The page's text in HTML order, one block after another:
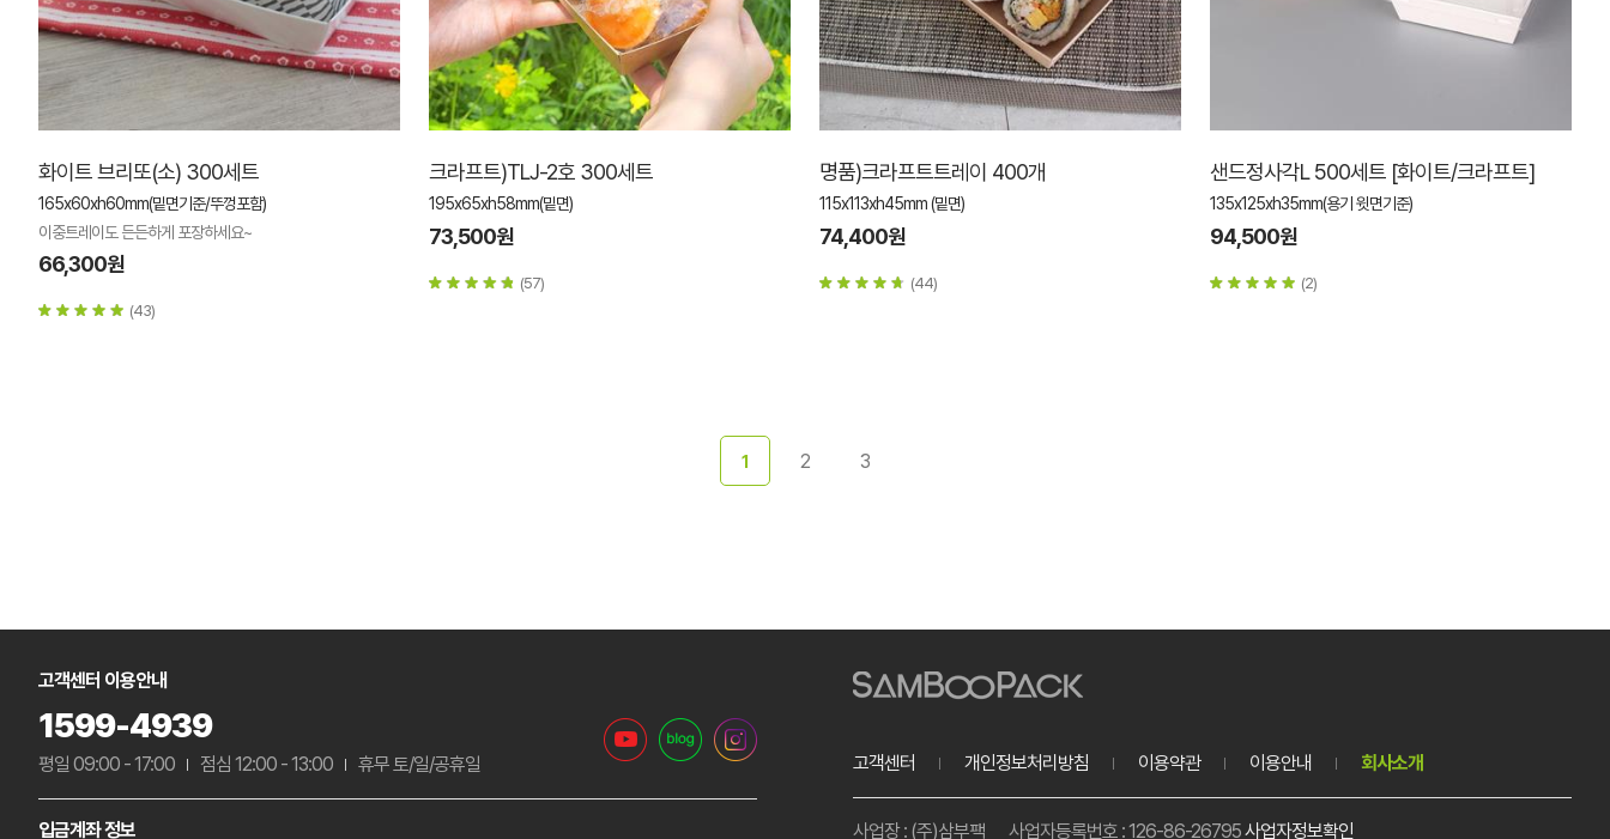
화이트 브리또(소) 300세트
165x60xh60mm(밑면기준/뚜껑포함)
이중트레이도 든든하게 포장하세요~
66,300원
(43)
크라프트)TLJ-2호 300세트
195x65xh58mm(밑면)
73,500원
(57)
명품)크라프트트레이 400개
115x113xh45mm (밑면)
74,400원
(44)
샌드정사각L 500세트 [화이트/크라프트]
135x125xh35mm(용기 윗면기준)
94,500원
(2)
1 2 3
고객센터 이용안내
1599-4939
평일 09:00 - 17:00 점심 12:00 - 13:00 휴무 토/일/공휴일
입금계좌 정보
고객센터 개인정보처리방침 이용약관 이용안내 회사소개
사업장 : (주)삼부팩 사업자등록번호 : 126-86-26795사업자정보확인